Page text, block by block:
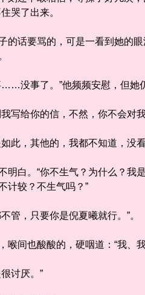
哭了出来。
话要骂的，可是一看到她的眼
事了。”他频频安慰，但她仍
给你的信，不然，你不会对
，其他的，我都不知道，没
白。“你不生气？为什么？我
较？不生气吗？”
，只要你是倪夏曦就行。”。
间也酸酸的，硬咽道：“我、
讨厌。”